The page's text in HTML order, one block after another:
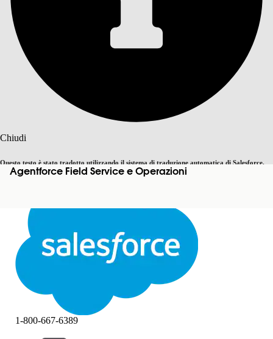
Chiudi
Questo testo è stato tradotto utilizzando il sistema di traduzione automatica di Salesforce.
Ulteriori dettagli sono disponibiliqui. Passa all'inglese Non ora
Chiudi Chiudi
Agentforce Field Service e Operazioni
1-800-667-6389